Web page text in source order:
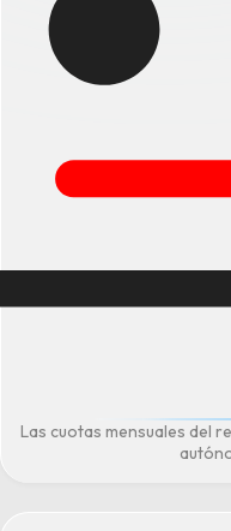
Las cuotas mensuales del